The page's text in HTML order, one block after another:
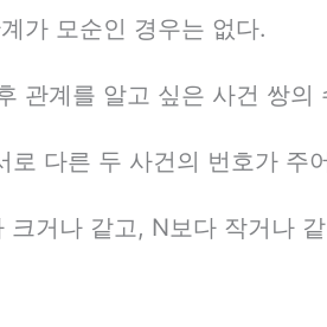
가 모순인 경우는 없다.
관계를 알고 싶은 사건 쌍
로 다른 두 사건의 번호가 주
크거나 같고, N보다 작거나